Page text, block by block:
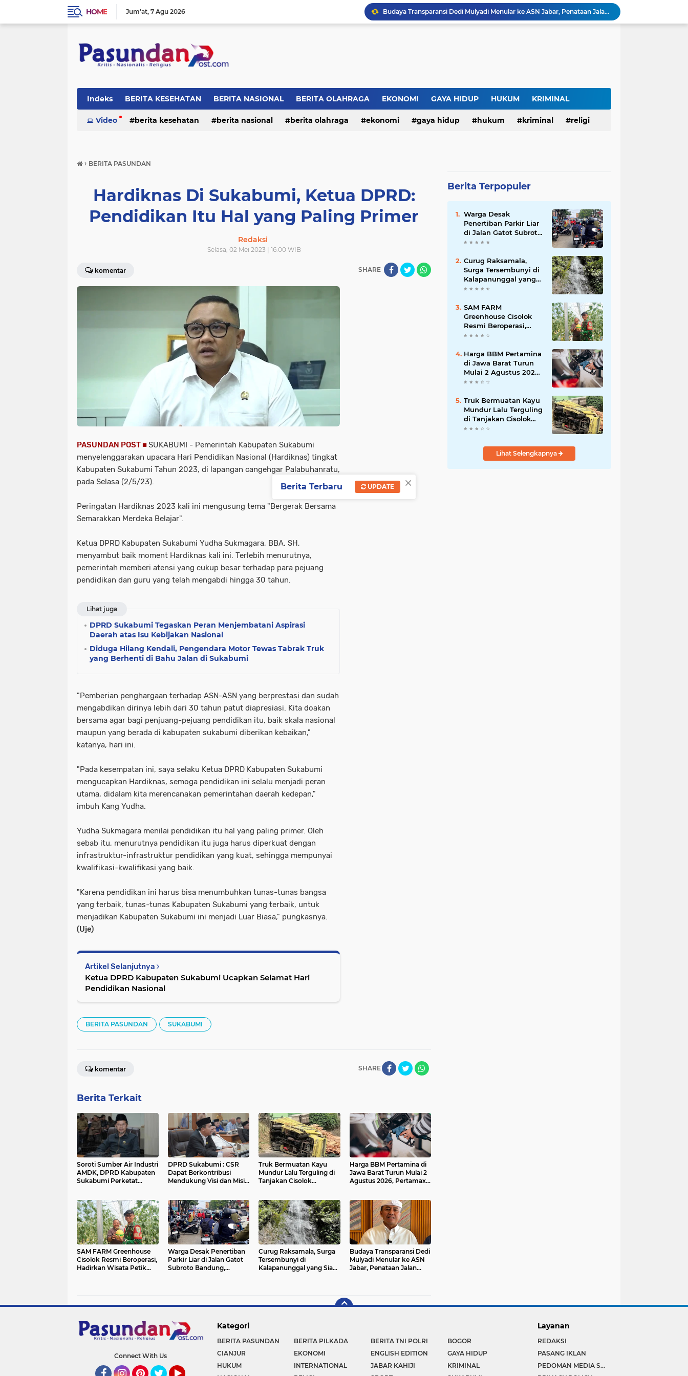
HOME Jum'at 7 Agu 2026 Budaya Transparansi Dedi Mulyadi Menular ke ASN Jabar, Penataan Jalan Radjiman Kini Dilaporkan Real Time ke Publik
Bertahan di Bekas Musala, Korban KDRT di Sukabumi Menanti Rumah yang Lebih Layak
SAM FARM Greenhouse Cisolok Resmi Beroperasi, Hadirkan Wisata Petik Melon Premium dan Edukasi Pertanian Modern di Sukabumi
Indeks BERITA KESEHATAN BERITA NASIONAL BERITA OLAHRAGA EKONOMI GAYA HIDUP HUKUM KRIMINAL
RELIGI
Video berita kesehatan berita nasional berita olahraga ekonomi gaya hidup hukum kriminal religi
› BERITA PASUNDAN
Hardiknas Di Sukabumi, Ketua DPRD:
Pendidikan Itu Hal yang Paling Primer
Redaksi
Selasa, 02 Mei 2023 | 16:00 WIB
komentar SHARE
PASUNDAN POST ■SUKABUMI - Pemerintah Kabupaten Sukabumi
menyelenggarakan upacara Hari Pendidikan Nasional (Hardiknas) tingkat
Kabupaten Sukabumi Tahun 2023, di lapangan cangehgar Palabuhanratu,
pada Selasa (2/5/23).
Peringatan Hardiknas 2023 kali ini mengusung tema "Bergerak Bersama
Semarakkan Merdeka Belajar".
Ketua DPRD Kabupaten Sukabumi Yudha Sukmagara, BBA, SH,
menyambut baik moment Hardiknas kali ini. Terlebih menurutnya,
pemerintah memberi atensi yang cukup besar terhadap para pejuang
pendidikan dan guru yang telah mengabdi hingga 30 tahun.
Lihat juga
DPRD Sukabumi Tegaskan Peran Menjembatani Aspirasi
Daerah atas Isu Kebijakan Nasional
Diduga Hilang Kendali, Pengendara Motor Tewas Tabrak Truk
yang Berhenti di Bahu Jalan di Sukabumi
"Pemberian penghargaan terhadap ASN-ASN yang berprestasi dan sudah
mengabdikan dirinya lebih dari 30 tahun patut diapresiasi. Kita doakan
bersama agar bagi penjuang-pejuang pendidikan itu, baik skala nasional
maupun yang berada di kabupaten sukabumi diberikan kebaikan,"
katanya, hari ini.
"Pada kesempatan ini, saya selaku Ketua DPRD Kabupaten Sukabumi
mengucapkan Hardiknas, semoga pendidikan ini selalu menjadi peran
utama, didalam kita merencanakan pemerintahan daerah kedepan,"
imbuh Kang Yudha.
Yudha Sukmagara menilai pendidikan itu hal yang paling primer. Oleh
sebab itu, menurutnya pendidikan itu juga harus diperkuat dengan
infrastruktur-infrastruktur pendidikan yang kuat, sehingga mempunyai
kwalifikasi-kwalifikasi yang baik.
"Karena pendidikan ini harus bisa menumbuhkan tunas-tunas bangsa
yang terbaik, tunas-tunas Kabupaten Sukabumi yang terbaik, untuk
menjadikan Kabupaten Sukabumi ini menjadi Luar Biasa," pungkasnya.
(Uje)
Artikel Selanjutnya
Ketua DPRD Kabupaten Sukabumi Ucapkan Selamat Hari
Pendidikan Nasional
BERITA PASUNDAN SUKABUMI
SHARE
komentar
Berita Terkait
Soroti Sumber Air Industri
AMDK, DPRD Kabupaten
Sukabumi Perketat
DPRD Sukabumi : CSR
Dapat Berkontribusi
Mendukung Visi dan Misi
Truk Bermuatan Kayu
Mundur Lalu Terguling di
Tanjakan Cisolok
Harga BBM Pertamina di
Jawa Barat Turun Mulai 2
Agustus 2026, Pertamax
SAM FARM Greenhouse
Cisolok Resmi Beroperasi,
Hadirkan Wisata Petik
Warga Desak Penertiban
Parkir Liar di Jalan Gatot
Subroto Bandung,
Curug Raksamala, Surga
Tersembunyi di
Kalapanunggal yang Siap
Budaya Transparansi Dedi
Mulyadi Menular ke ASN
Jabar, Penataan Jalan
Berita Terpopuler
Warga Desak
Penertiban Parkir Liar
di Jalan Gatot Subroto
Bandung, Kemacetan
Mengkhawatirkan
Curug Raksamala,
Surga Tersembunyi di
Kalapanunggal yang
Siap Menjadi Ikon
Kabupaten Sukabumi
SAM FARM
Greenhouse Cisolok
Resmi Beroperasi,
Hadirkan Wisata Petik
Edukasi Pertanian
Modern di Sukabumi
Harga BBM Pertamina
di Jawa Barat Turun
Mulai 2 Agustus 2026,
Pertamax Jadi
Daftar Harga Terbaru
Truk Bermuatan Kayu
Mundur Lalu Terguling
di Tanjakan Cisolok
Sukabumi, Polisi:
Menanjak
Lihat Selengkapnya
Connect With Us
Kategori
BERITA PASUNDAN BERITA PILKADA BERITA TNI POLRI
BOGOR
CIANJUR
EKONOMI ENGLISH EDITION
GAYA HIDUP
HUKUM
INTERNATIONAL JABAR KAHIJI
KRIMINAL
Layanan
REDAKSI
PASANG IKLAN
PEDOMAN MEDIA SIBER
×
Berita Terbaru UPDATE